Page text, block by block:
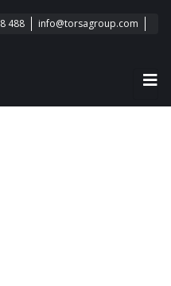
488 info@torsagroup.com